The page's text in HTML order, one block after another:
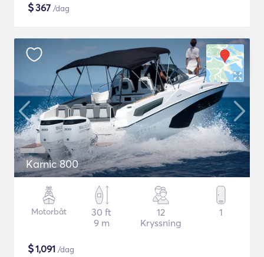
$367 /dag
Karnic 800
Motorbåt
30 ft
9 m
12
Kryssning
1
$1,091 /dag